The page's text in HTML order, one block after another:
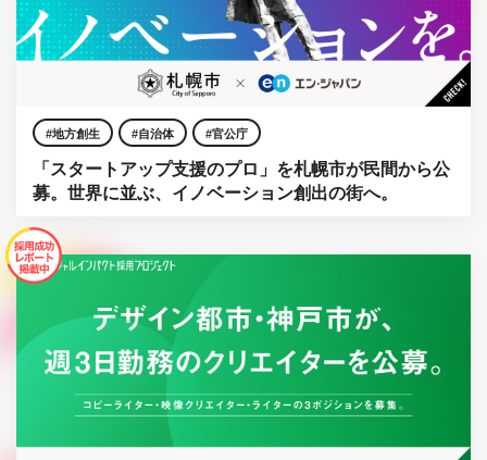
地方創生 自治体 官公庁
「スタートアップ支援のプロ」を札幌市が民間から公
募。世界に並ぶ、イノベーション創出の街へ。